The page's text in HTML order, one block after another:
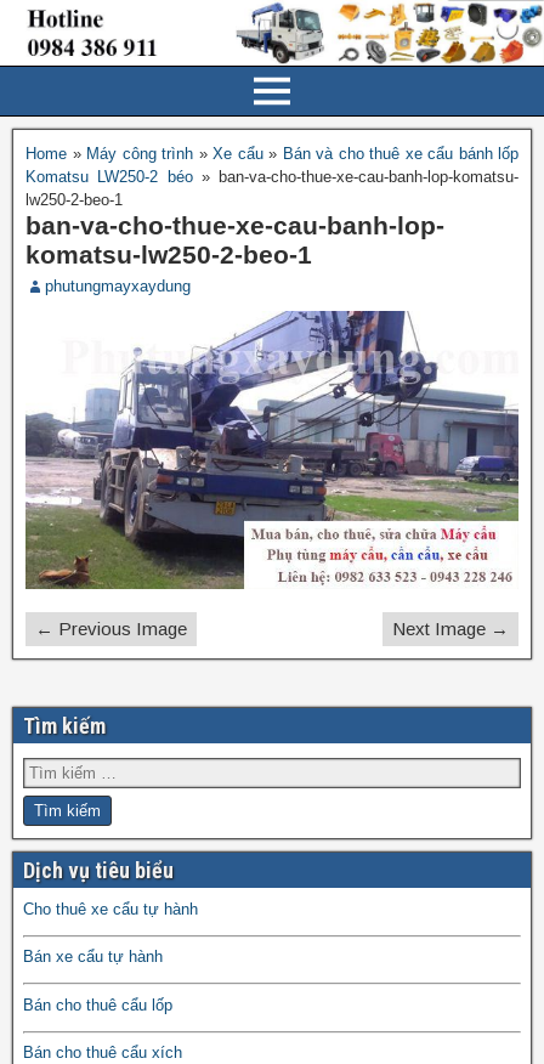
Home » Máy công trình » Xe cẩu» Bán và cho thuê xe cẩu bánh lốp
Komatsu LW250-2 béo» ban-va-cho-thue-xe-cau-banh-lop-komatsu-
lw250-2-beo-1
ban-va-cho-thue-xe-cau-banh-lop-
komatsu-lw250-2-beo-1
phutungmayxaydung
← Previous Image Next Image →
Tìm kiếm
Dịch vụ tiêu biểu
Cho thuê xe cẩu tự hành
Bán xe cẩu tự hành
Bán cho thuê cẩu lốp
Bán cho thuê cẩu xích